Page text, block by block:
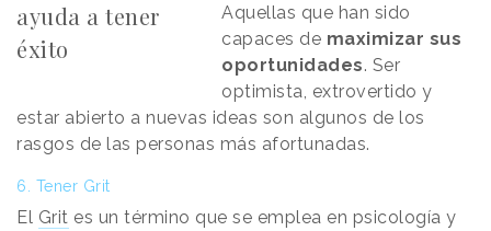
ayuda a tener
éxito
Aquellas que han sido
capaces de maximizar sus
oportunidades. Ser
optimista, extrovertido y
estar abierto a nuevas ideas son algunos de los
rasgos de las personas más afortunadas.
6. Tener Grit
El Grit es un término que se emplea en psicología y